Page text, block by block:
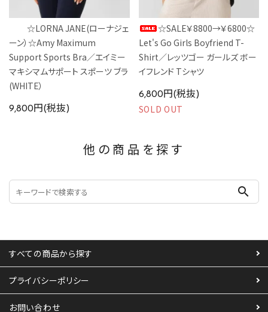
☆LORNA JANE(ローナジェ
ーン）☆Amy Maximum
Support Sports Bra／エイミー
マキシマムサポート スポーツ ブラ
(WHITE）
9,800円(税抜)
☆SALE￥8800→￥6800☆
Let's Go Girls Boyfriend T-
Shirt／レッツゴー ガールズ ボー
イフレンド Tシャツ
6,800円(税抜)
SOLD OUT
他の商品を探す
search
すべての商品から探す
プライバシーポリシー
お問い合わせ